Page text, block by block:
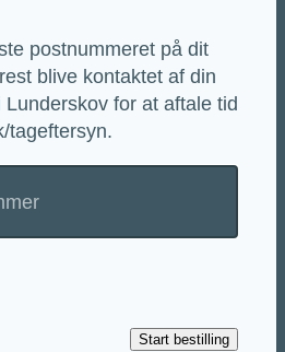
postnummeret på dit
blive kontaktet af din
Lunderskov for at aftale tid
tageftersyn.